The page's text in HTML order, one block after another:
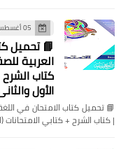
05 أغسطس 2025
📘 تحميل
كتاب الشرح
الأول
| كتاب الشرح + كتابي الامتحانات